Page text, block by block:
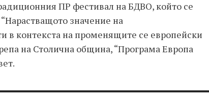
ПР фестивал на БДВО, който се
значение на
в контекста на променящите се европейски
на Столична община, “Програма Европа